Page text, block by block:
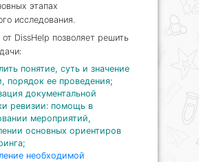
этапах
исследования.
от DissHelp позволяет решить
понятие, суть и значение
порядок ее проведения;
документальной
ревизии: помощь в
мероприятий,
основных ориентиров
необходимой